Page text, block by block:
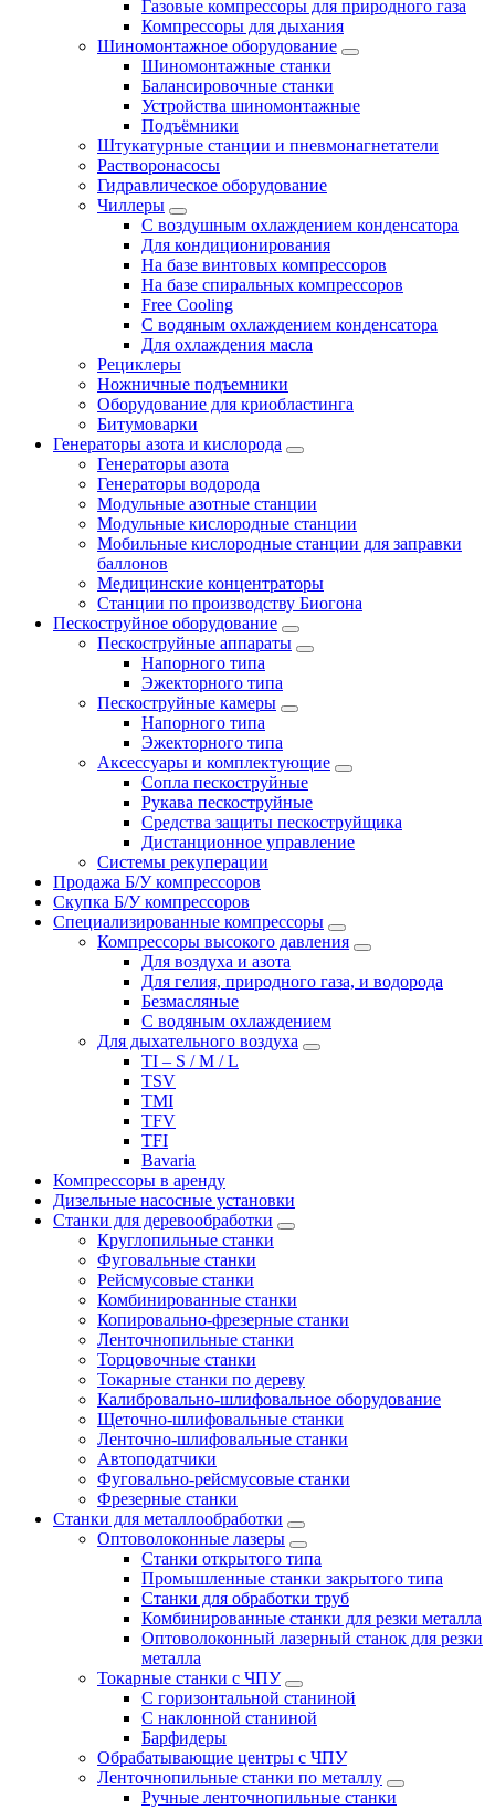
Газовые компрессоры для природного газа
Компрессоры для дыхания
Шиномонтажное оборудование
Шиномонтажные станки
Балансировочные станки
Устройства шиномонтажные
Подъёмники
Штукатурные станции и пневмонагнетатели
Растворонасосы
Гидравлическое оборудование
Чиллеры
С воздушным охлаждением конденсатора
Для кондиционирования
На базе винтовых компрессоров
На базе спиральных компрессоров
Free Cooling
С водяным охлаждением конденсатора
Для охлаждения масла
Рециклеры
Ножничные подъемники
Оборудование для криобластинга
Битумоварки
Генераторы азота и кислорода
Генераторы азота
Генераторы водорода
Модульные азотные станции
Модульные кислородные станции
Мобильные кислородные станции для заправки
баллонов
Медицинские концентраторы
Станции по производству Биогона
Пескоструйное оборудование
Пескоструйные аппараты
Напорного типа
Эжекторного типа
Пескоструйные камеры
Напорного типа
Эжекторного типа
Аксессуары и комплектующие
Сопла пескоструйные
Рукава пескоструйные
Средства защиты пескоструйщика
Дистанционное управление
Системы рекуперации
Продажа Б/У компрессоров
Скупка Б/У компрессоров
Специализированные компрессоры
Компрессоры высокого давления
Для воздуха и азота
Для гелия, природного газа, и водорода
Безмасляные
С водяным охлаждением
Для дыхательного воздуха
TI – S / M / L
TSV
TMI
TFV
TFI
Bavaria
Компрессоры в аренду
Дизельные насосные установки
Станки для деревообработки
Круглопильные станки
Фуговальные станки
Рейсмусовые станки
Комбинированные станки
Копировально-фрезерные станки
Ленточнопильные станки
Торцовочные станки
Токарные станки по дереву
Калибровально-шлифовальное оборудование
Щеточно-шлифовальные станки
Ленточно-шлифовальные станки
Автоподатчики
Фуговально-рейсмусовые станки
Фрезерные станки
Станки для металлообработки
Оптоволоконные лазеры
Станки открытого типа
Промышленные станки закрытого типа
Станки для обработки труб
Комбинированные станки для резки металла
Оптоволоконный лазерный станок для резки
металла
Токарные станки с ЧПУ
С горизонтальной станиной
С наклонной станиной
Барфидеры
Обрабатывающие центры с ЧПУ
Ленточнопильные станки по металлу
Ручные ленточнопильные станки